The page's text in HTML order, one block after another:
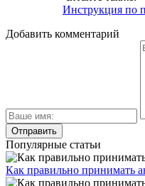
Инструкция по
Добавить комментарий
Популярные статьи
Как правильно принимать